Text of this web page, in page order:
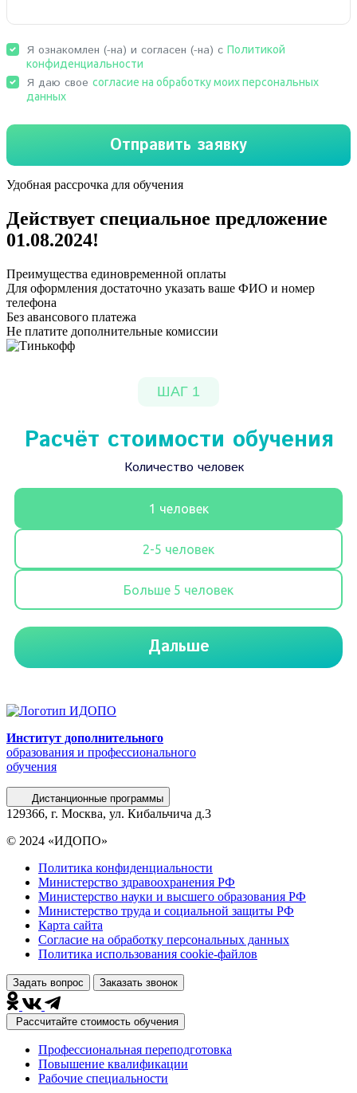
Удобная рассрочка для обучения
Действует специальное предложение
01.08.2024!
Преимущества единовременной оплаты
Для оформления достаточно указать ваше ФИО и номер
телефона
Без авансового платежа
Не платите дополнительные комиссии
Институт дополнительного
образования и профессионального
обучения
Дистанционные программы
129366, г. Москва, ул. Кибальчича д.3
© 2024 «ИДОПО»
Политика конфиденциальности
Министерство здравоохранения РФ
Министерство науки и высшего образования РФ
Министерство труда и социальной защиты РФ
Карта сайта
Согласие на обработку персональных данных
Политика использования сookie-файлов
Задать вопрос Заказать звонок
Рассчитайте стоимость обучения
Профессиональная переподготовка
Повышение квалификации
Рабочие специальности